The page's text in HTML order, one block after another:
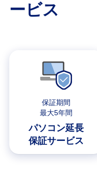
ービス
保証期間
最大5年間
パソコン延長
保証サービス